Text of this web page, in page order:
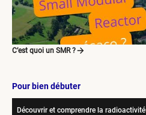
C’est quoi un SMR ?
Pour bien débuter
Découvrir et comprendre la radioactivité